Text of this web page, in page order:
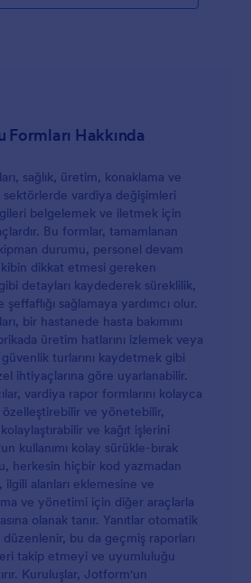
Formları Hakkında
sağlık, üretim, konaklama ve
vardiya değişimleri
belgelemek ve iletmek için
Bu formlar, tamamlanan
durumu, personel devam
dikkat etmesi gereken
detayları kaydederek süreklilik,
sağlamaya yardımcı olur.
bir hastanede hasta bakımını
üretim hatlarını izlemek veya
turlarını kaydetmek gibi
ihtiyaçlarına göre uyarlanabilir.
vardiya rapor formlarını kolayca
ve yönetebilir,
ve kağıt işlerini
kullanımı kolay sürükle-bırak
herkesin hiçbir kod yazmadan
ilgili alanları eklemesine ve
ve yönetimi için diğer araçlarla
olanak tanır. Yanıtlar otomatik
düzenlenir, bu da geçmiş raporları
takip etmeyi ve uyumluluğu
Kuruluşlar, Jotform'un